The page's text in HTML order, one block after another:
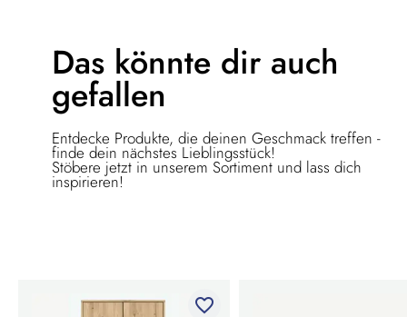
Das könnte dir auch
gefallen
Entdecke Produkte, die deinen Geschmack treffen -
finde dein nächstes Lieblingsstück!
Stöbere jetzt in unserem Sortiment und lass dich
inspirieren!
favorite_border